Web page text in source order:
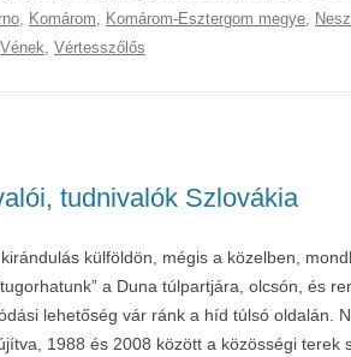
, Komárom, Komárom-Esztergom megye,
Vének, Vértesszőlős
tudnivalók Szlovákia
külföldön, mégis a közelben,
a Duna túlpartjára, olcsón, és
lehetőség vár ránk a híd túlsó oldalán.
1988 és 2008 között a közösségi terek